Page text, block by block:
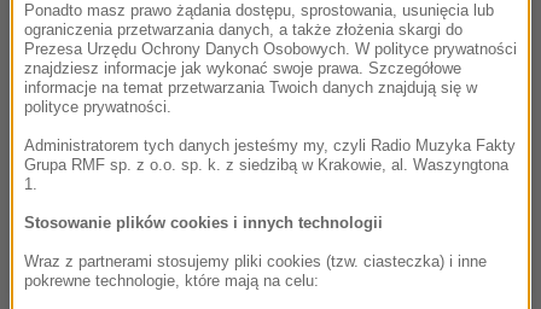
Ponadto masz prawo żądania dostępu, sprostowania, usunięcia lub
ograniczenia przetwarzania danych, a także złożenia skargi do
Prezesa Urzędu Ochrony Danych Osobowych. W polityce prywatności
znajdziesz informacje jak wykonać swoje prawa. Szczegółowe
informacje na temat przetwarzania Twoich danych znajdują się w
polityce prywatności.
Administratorem tych danych jesteśmy my, czyli Radio Muzyka Fakty
Grupa RMF sp. z o.o. sp. k. z siedzibą w Krakowie, al. Waszyngtona
1.
Stosowanie plików cookies i innych technologii
Wraz z partnerami stosujemy pliki cookies (tzw. ciasteczka) i inne
pokrewne technologie, które mają na celu: